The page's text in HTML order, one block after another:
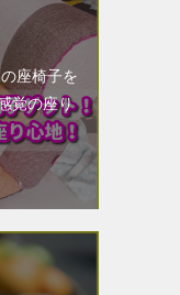
座椅子を
覚の座り